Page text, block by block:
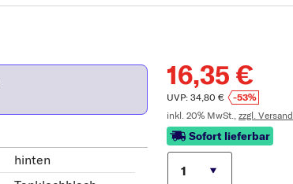
hinten
16,35 €
UVP: 34,80 €
-53%
inkl. 20% MwSt., zzgl. Versand
Sofort lieferbar